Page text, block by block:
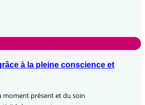
à la pleine conscience et
moment présent et du soin